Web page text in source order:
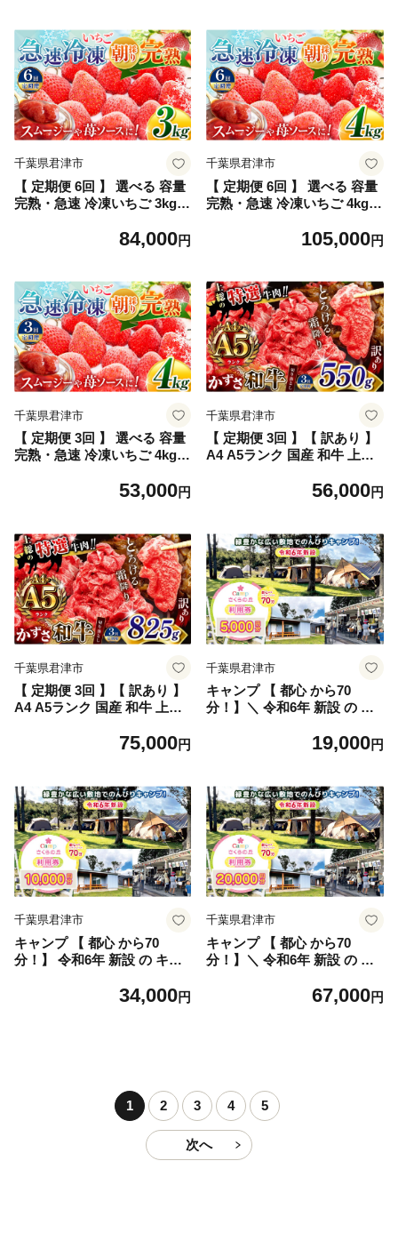
完熟 新鮮 スムージー オスス
メ 千葉県 君津市 きみつ
り 完熟 新鮮 スムージー オス
スメ 千葉県 君津市 きみつ
千葉県君津市
【 定期便 6回 】 選べる 容量
完熟・急速 冷凍いちご 3kg |
ツ ふるーつ 冷凍 いちご れい
完熟 新鮮 スムージー オスス
メ 千葉県 君津市 きみつ
84,000円
千葉県君津市
【 定期便 6回 】 選べる 容量
完熟・急速 冷凍いちご 4kg |
ツ ふるーつ 冷凍 いちご れい
完熟 新鮮 スムージー オスス
メ 千葉県 君津市 きみつ
105,000円
千葉県君津市
【 定期便 3回 】 選べる 容量
完熟・急速 冷凍いちご 4kg |
ツ ふるーつ 冷凍 いちご れい
完熟 新鮮 スムージー オスス
メ 千葉県 君津市 きみつ
53,000円
千葉県君津市
【 定期便 3回 】【 訳あり 】
A4 A5ランク 国産 和牛 上総
り落とし肉 550g | とろける
あり すき焼き 牛丼 国産 新鮮
オススメ 千葉県 君津市 きみ
つ
56,000円
千葉県君津市
【 定期便 3回 】【 訳あり 】
A4 A5ランク 国産 和牛 上総
り落とし肉 825g | とろける
あり すき焼き 牛丼 国産 新鮮
オススメ 千葉県 君津市 きみ
つ
75,000円
千葉県君津市
キャンプ 【 都心 から70
分！】＼ 令和6年 新設 の キ
丘 利用券 【 5,000円 分】| キ
ベキュー BBQ キャンプ飯 グ
ラフスキー ログキャビン コ
テージ テント ファミリー 家
族 利用チケット キャンプ ゴ
ールデンウィーク 夏休み 千
葉県 君津市 きみつ
19,000円
千葉県君津市
キャンプ 【 都心 から70
分！】 令和6年 新設 の キャ
利用券 【 10,000円 分】 | キ
キャンプ ファミリー 家族 ゴ
ールデンウィーク 夏休み 千
34,000円
千葉県君津市
キャンプ 【 都心 から70
分！】＼ 令和6年 新設 の キ
ト キャンプ ファミリー 家族
ゴールデンウィーク 夏休み
千葉県 君津市 きみつ
67,000円
1 2 3 4 5
次へ